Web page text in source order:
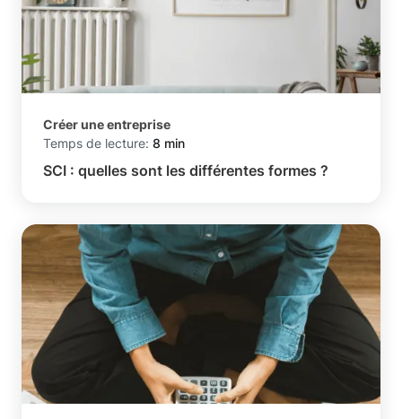
Créer une entreprise
Temps de lecture: 8 min
SCI : quelles sont les différentes formes ?